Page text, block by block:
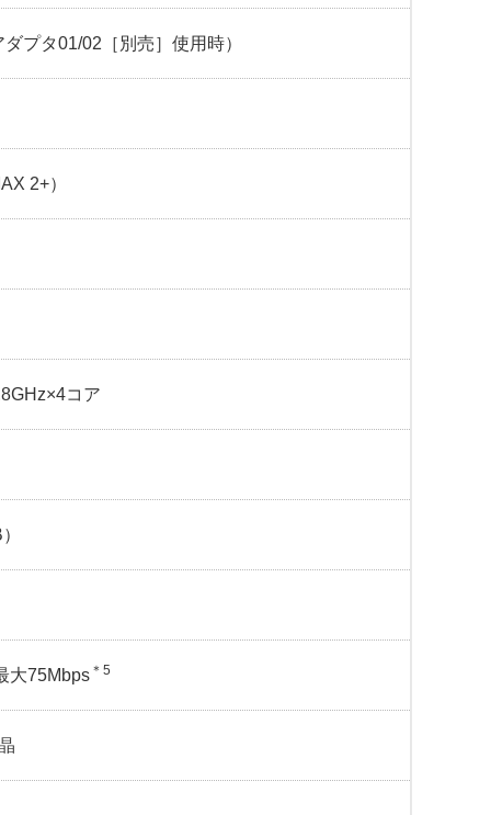
プタ01/02［別売］使用時）
2+）
コア
大75Mbps ＊5